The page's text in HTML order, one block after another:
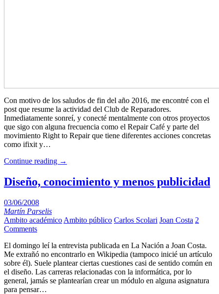
Con motivo de los saludos de fin del año 2016, me encontré con el
post que resume la actividad del Club de Reparadores.
Inmediatamente sonreí, y conecté mentalmente con otros proyectos
que sigo con alguna frecuencia como el Repair Café y parte del
movimiento Right to Repair que tiene diferentes acciones concretas
como ifixit y…
Continue reading →
Diseño, conocimiento y menos publicidad
03/06/2008
Martín Parselis
Ambito académico Ambito público Carlos Scolari Joan Costa 2
Comments
El domingo leí la entrevista publicada en La Nación a Joan Costa.
Me extrañó no encontrarlo en Wikipedia (tampoco inicié un artículo
sobre él). Suele plantear ciertas cuestiones casi de sentido común en
el diseño. Las carreras relacionadas con la informática, por lo
general, jamás se plantearían crear un módulo en alguna asignatura
para pensar…